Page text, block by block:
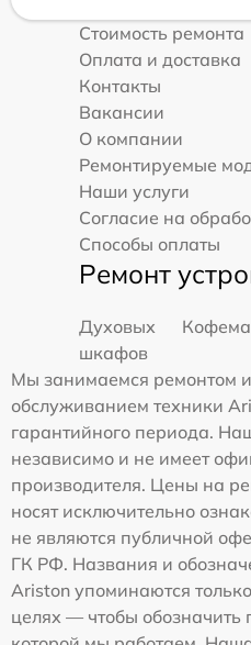
Стоимость ремонта
Оплата и доставка
Контакты
Вакансии
О компании
Ремонтируемые
Наши услуги
Согласие на
Способы оплаты
Ремонт
Духовых
шкафов
Мы занимаемся ремонтом
обслуживанием техники
гарантийного периода.
независимо и не имеет
производителя. Цены на
носят исключительно
не являются публичной
ГК РФ. Названия и
Ariston упоминаются
целях — чтобы обозначить